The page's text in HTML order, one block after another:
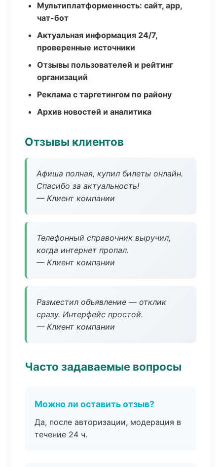
Мультиплатформенность: сайт, app,
чат-бот
Актуальная информация 24/7,
проверенные источники
Отзывы пользователей и рейтинг
организаций
Реклама с таргетингом по району
Архив новостей и аналитика
Отзывы клиентов
Афиша полная, купил билеты онлайн.
Спасибо за актуальность!
— Клиент компании
Телефонный справочник выручил,
когда интернет пропал.
— Клиент компании
Разместил объявление — отклик
сразу. Интерфейс простой.
— Клиент компании
Часто задаваемые вопросы
Можно ли оставить отзыв?
Да, после авторизации, модерация в
течение 24 ч.